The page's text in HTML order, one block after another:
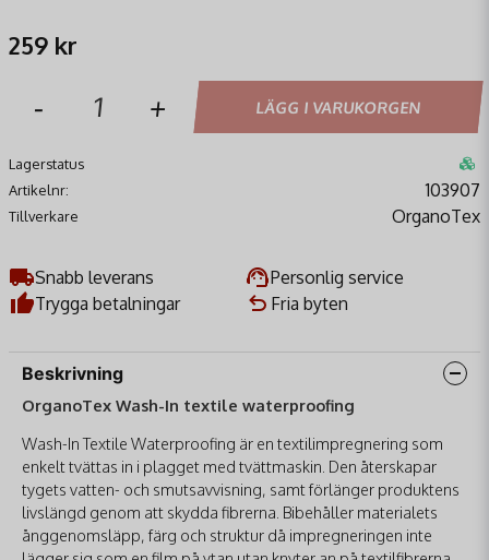
259 kr
- + LÄGG I VARUKORGEN
Lagerstatus
Artikelnr:
103907
Tillverkare OrganoTex
Snabb leverans
Personlig service
Trygga betalningar
Fria byten
Beskrivning
OrganoTex Wash-In textile waterproofing
Wash-In Textile Waterproofing är en textilimpregnering som
enkelt tvättas in i plagget med tvättmaskin. Den återskapar
tygets vatten- och smutsavvisning, samt förlänger produktens
livslängd genom att skydda fibrerna. Bibehåller materialets
ånggenomsläpp, färg och struktur då impregneringen inte